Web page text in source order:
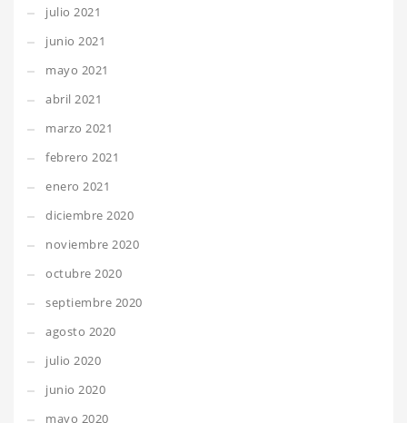
julio 2021
junio 2021
mayo 2021
abril 2021
marzo 2021
febrero 2021
enero 2021
diciembre 2020
noviembre 2020
octubre 2020
septiembre 2020
agosto 2020
julio 2020
junio 2020
mayo 2020